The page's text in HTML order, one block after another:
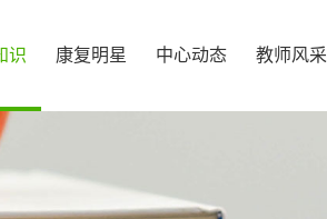
识 康复明星 中心动态 教师风采